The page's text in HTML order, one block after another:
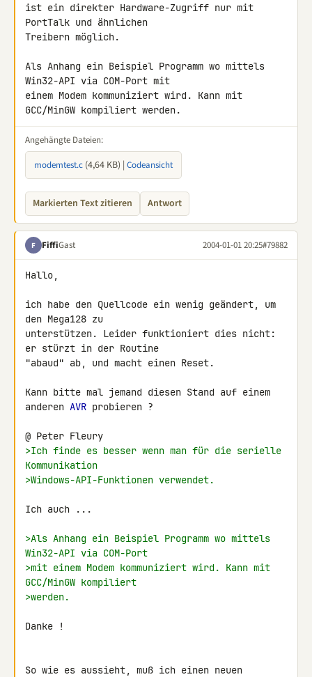
ist ein direkter Hardware-Zugriff nur mit
PortTalk und ähnlichen
Treibern möglich.
Als Anhang ein Beispiel Programm wo mittels
Win32-API via COM-Port mit
einem Modem kommuniziert wird. Kann mit
GCC/MinGW kompiliert werden.
Angehängte Dateien:
modemtest.c (4,64 KB) | Codeansicht
Markierten Text zitieren Antwort
F FiffiGast 2004-01-01 20:25#79882
Hallo,
ich habe den Quellcode ein wenig geändert, um
den Mega128 zu
unterstützen. Leider funktioniert dies nicht:
er stürzt in der Routine
"abaud" ab, und macht einen Reset.
Kann bitte mal jemand diesen Stand auf einem
anderen AVR probieren ?
>Ich finde es besser wenn man für die serielle
Kommunikation
>Windows-API-Funktionen verwendet.
Ich auch ...
>Als Anhang ein Beispiel Programm wo mittels
Win32-API via COM-Port
>mit einem Modem kommuniziert wird. Kann mit
GCC/MinGW kompiliert
>werden.
Danke !
So wie es aussieht, muß ich einen neuen